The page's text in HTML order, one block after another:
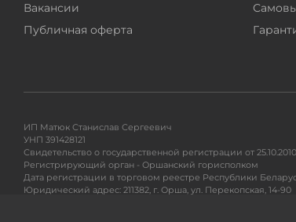
Вакансии
Публичная оферта
ИП Матюк Станислав Сергеевич
УНП 391428121
Свидетельство о государственной регистрации от
Регистрирующий орган - Оршанский горисполком
Дата регистрации в торговом реестре Республики Беларусь
Юридический адрес: 211382, г. Орша, ул. Перекопская, 14-90